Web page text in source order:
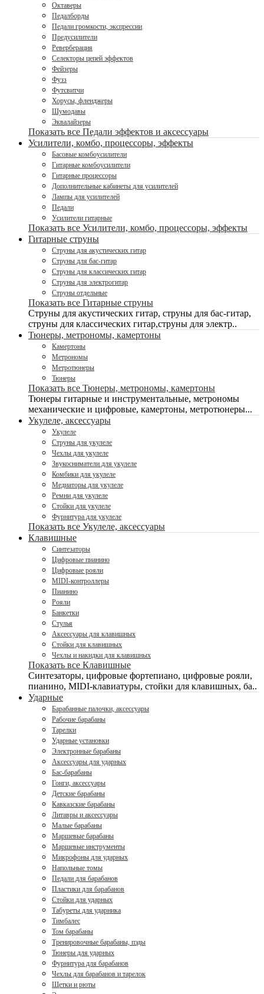
Октаверы
Педалборды
Педали громкости, экспрессии
Предусилители
Реверберация
Селекторы цепей эффектов
Фейзеры
Фузз
Футсвитчи
Хорусы, фленджеры
Шумодавы
Эквалайзеры
Показать все Педали эффектов и аксессуары
Усилители, комбо, процессоры, эффекты
Басовые комбоусилители
Гитарные комбоусилители
Гитарные процессоры
Дополнительные кабинеты для усилителей
Лампы для усилителей
Педали
Усилители гитарные
Показать все Усилители, комбо, процессоры, эффекты
Гитарные струны
Струны для акустических гитар
Струны для бас-гитар
Струны для классических гитар
Струны для электрогитар
Струны отдельные
Показать все Гитарные струны
Струны для акустических гитар, струны для бас-гитар,
струны для классических гитар,струны для электр..
Тюнеры, метрономы, камертоны
Камертоны
Метрономы
Метротюнеры
Тюнеры
Показать все Тюнеры, метрономы, камертоны
Тюнеры гитарные и инструментальные, метрономы
механические и цифровые, камертоны, метротюнеры...
Укулеле, аксессуары
Укулеле
Струны для укулеле
Чехлы для укулеле
Звукосниматели для укулеле
Комбики для укулеле
Медиаторы для укулеле
Ремни для укулеле
Стойки для укулеле
Фурнитура для укулеле
Показать все Укулеле, аксессуары
Клавишные
Синтезаторы
Цифровые пианино
Цифровые рояли
MIDI-контроллеры
Пианино
Рояли
Банкетки
Стулья
Аксессуары для клавишных
Стойки для клавишных
Чехлы и накидки для клавишных
Показать все Клавишные
Синтезаторы, цифровые фортепиано, цифровые рояли,
пианино, MIDI-клавиатуры, стойки для клавишных, ба..
Ударные
Барабанные палочки, аксессуары
Рабочие барабаны
Тарелки
Ударные установки
Электронные барабаны
Аксессуары для ударных
Бас-барабаны
Гонги, аксессуары
Детские барабаны
Кавказские барабаны
Литавры и аксессуары
Малые барабаны
Маршевые барабаны
Маршевые инструменты
Микрофоны для ударных
Напольные томы
Педали для барабанов
Пластики для барабанов
Стойки для ударных
Табуреты для ударника
Тимбалес
Том барабаны
Тренировочные барабаны, пэды
Тюнеры для ударных
Фурнитура для барабанов
Чехлы для барабанов и тарелок
Щетки и рюты